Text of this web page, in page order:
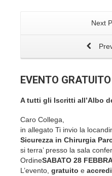
Next
A tutti gli Iscritti all’Albo
Caro Collega,
in allegato Ti invio la
Sicurezza in Chirurgia
si terra’ presso la sala
OrdineSABATO 28
L’evento, gratuito e